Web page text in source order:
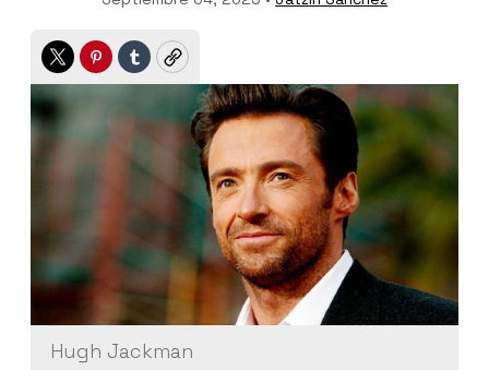
TwitterPinterest
TumblrCopy
Hugh Jackman